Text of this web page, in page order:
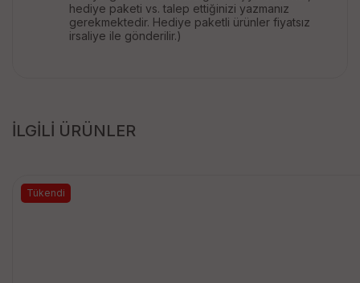
hediye paketi vs. talep ettiğinizi yazmanız
gerekmektedir. Hediye paketli ürünler fiyatsız
irsaliye ile gönderilir.)
İLGİLİ ÜRÜNLER